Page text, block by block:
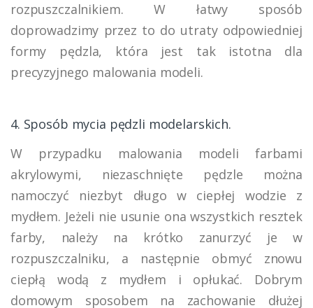
rozpuszczalnikiem. W łatwy sposób
doprowadzimy przez to do utraty odpowiedniej
formy pędzla, która jest tak istotna dla
precyzyjnego malowania modeli.
4. Sposób mycia pędzli modelarskich.
W przypadku malowania modeli farbami
akrylowymi, niezaschnięte pędzle można
namoczyć niezbyt długo w ciepłej wodzie z
mydłem. Jeżeli nie usunie ona wszystkich resztek
farby, należy na krótko zanurzyć je w
rozpuszczalniku, a następnie obmyć znowu
ciepłą wodą z mydłem i opłukać. Dobrym
domowym sposobem na zachowanie dłużej